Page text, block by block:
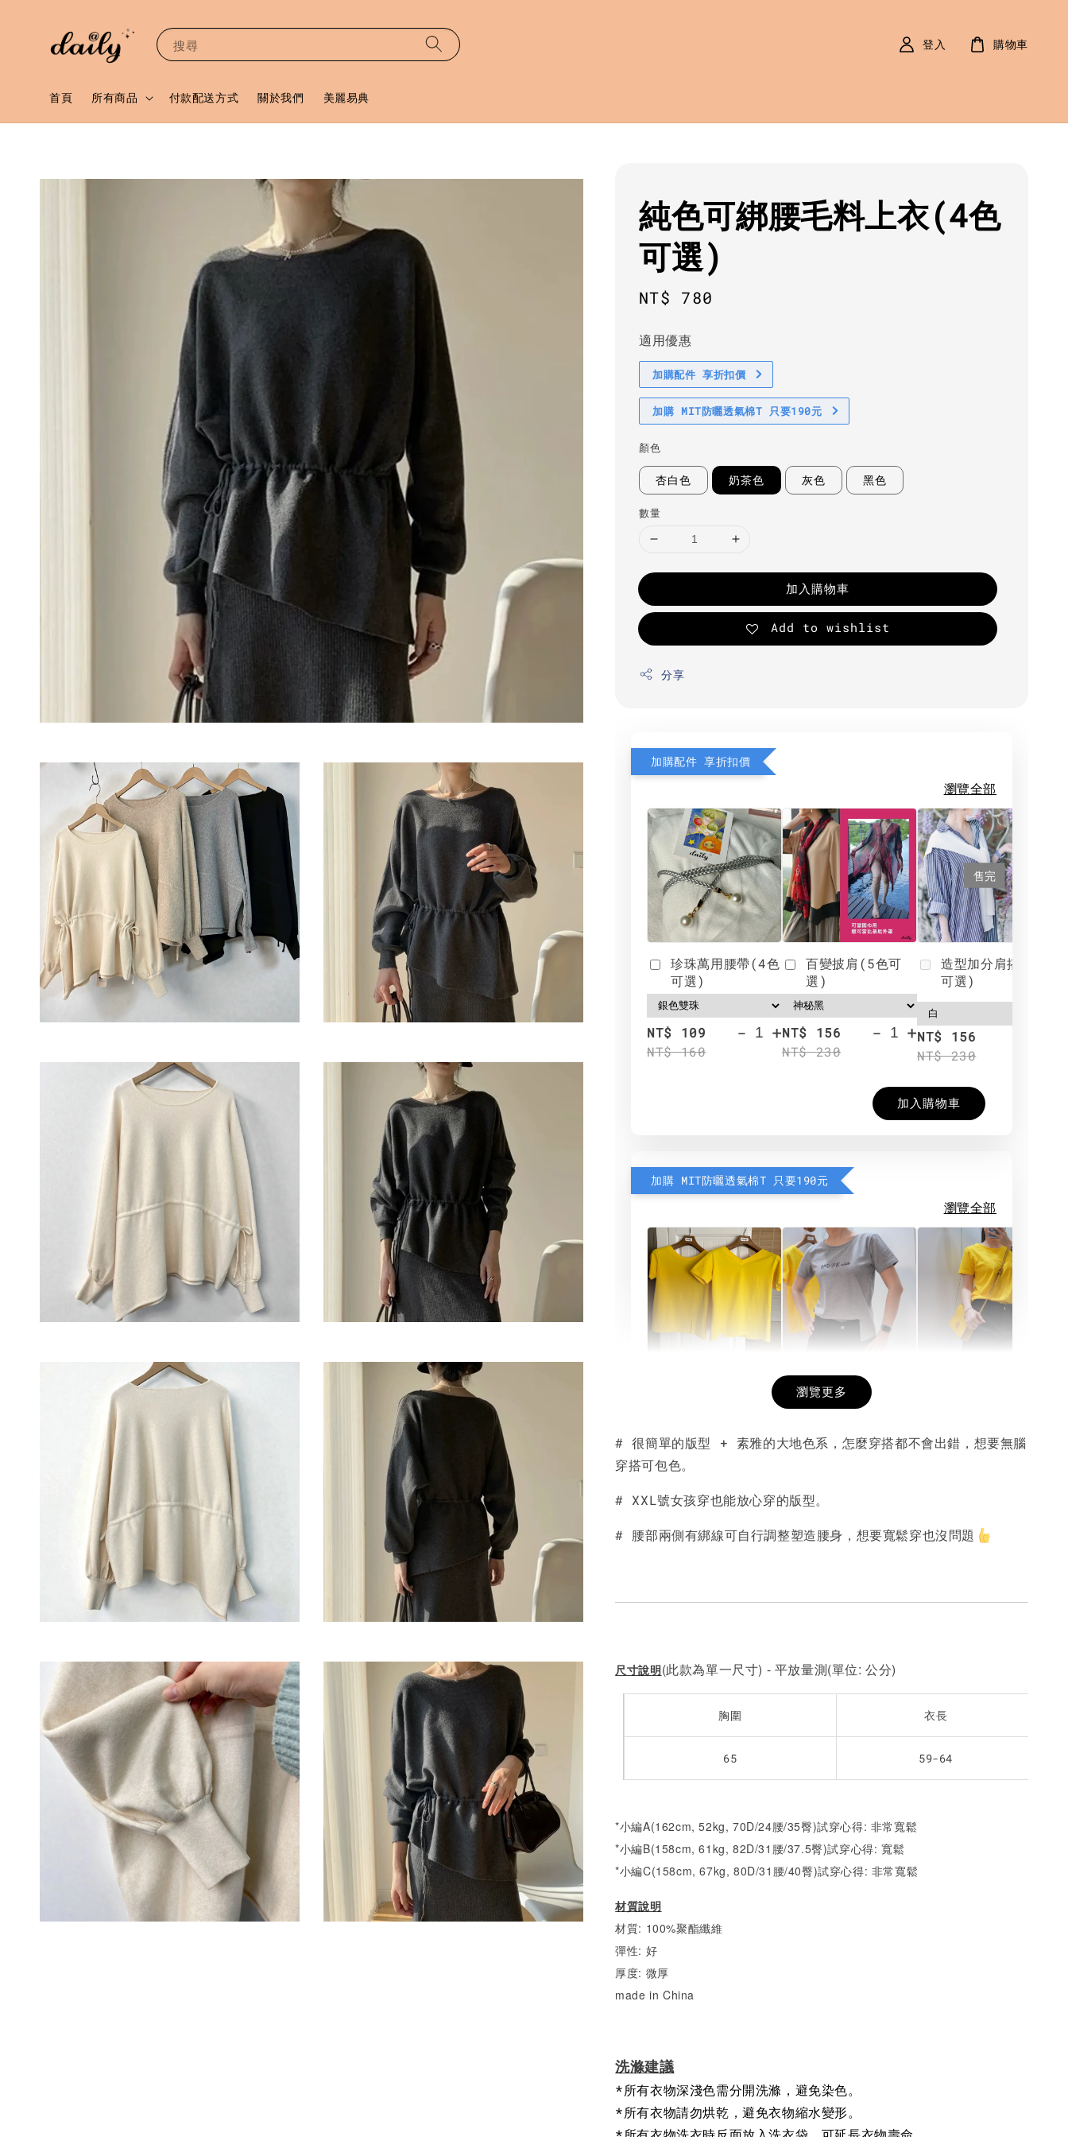
搜尋
首頁 所有商品 付款配送方式 關於我們 美麗易典
登入 購物車
純色可綁腰毛料上衣(4色
可選)
Regular
NT$ 780
適用優惠
加購配件 享折扣價
加購 MIT防曬透氣棉T 只要190元
顏色
杏白色 奶茶色 灰色 黑色
數量
加入購物車
Add to wishlist
分享
加購配件 享折扣價
瀏覽全部
珍珠萬用腰帶(4色
可選)
NT$ 109
NT$ 160
- +
百變披肩(5色可
選)
NT$ 156
NT$ 230
- +
售完
造型加分肩搭(4色
可選)
NT$ 156
NT$ 230
加入購物車
加購 MIT防曬透氣棉T 只要190元
瀏覽全部
NT$ 190
NT$ 450
- +
希望相隨雙面T
NT$ 190
- +NT$ 190
-
瀏覽更多
# 很簡單的版型 + 素雅的大地色系，怎麼穿搭都不會出錯，想要無腦
穿搭可包色。
# XXL號女孩穿也能放心穿的版型。
# 腰部兩側有綁線可自行調整塑造腰身，想要寬鬆穿也沒問題
尺寸說明(此款為單一尺寸) - 平放量測(單位: 公分)
胸圍 衣長
65 59-64
*小編A(162cm, 52kg, 70D/24腰/35臀)試穿心得: 非常寬鬆
*小編B(158cm, 61kg, 82D/31腰/37.5臀)試穿心得: 寬鬆
*小編C(158cm, 67kg, 80D/31腰/40臀)試穿心得: 非常寬鬆
材質說明
材質: 100%聚酯纖維
彈性: 好
厚度: 微厚
made in China
洗滌建議
*所有衣物深淺色需分開洗滌，避免染色。
*所有衣物請勿烘乾，避免衣物縮水變形。